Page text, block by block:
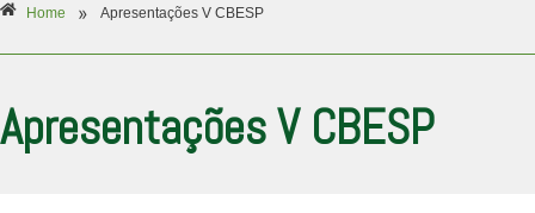
Home » Apresentações V CBESP
Apresentações V CBESP